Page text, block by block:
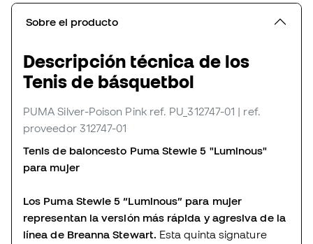
Sobre el producto
Descripción técnica de los
Tenis de básquetbol
PUMA Silver-Poison Pink ref. PU_312747-01 | ref.
proveedor 312747-01
Tenis de baloncesto Puma Stewie 5 "Luminous"
para mujer
Los Puma Stewie 5 “Luminous” para mujer
representan la versión más rápida y agresiva de la
línea de Breanna Stewart. Esta quinta signature